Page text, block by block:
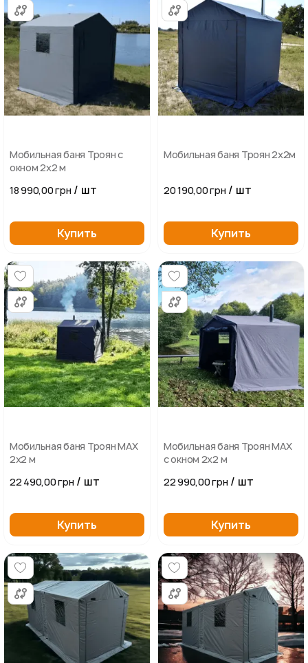
Мобильная баня Троян с
окном 2х2 м
18 990,00 грн / шт
Купить
Мобильная баня Троян 2х2м
20 190,00 грн / шт
Купить
Мобильная баня Троян MAX
2х2 м
22 490,00 грн / шт
Купить
Мобильная баня Троян MAX
с окном 2х2 м
22 990,00 грн / шт
Купить